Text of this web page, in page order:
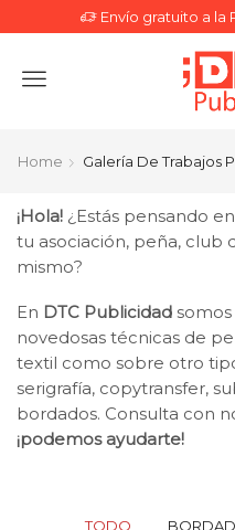
Envío gratuito a la
Menu
Home Galería De Trabajos
¡Hola! ¿Estás pensando
tu asociación, peña, club
mismo?
En DTC Publicidad
novedosas técnicas de
textil como sobre otro
serigrafía, copytransfer,
bordados. Consulta con
¡podemos ayudarte!
TODO